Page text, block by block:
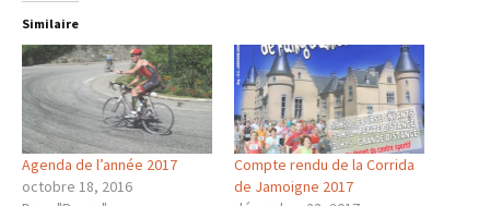
Similaire
Agenda de l’année 2017
octobre 18, 2016
Compte rendu de la Corrida
de Jamoigne 2017